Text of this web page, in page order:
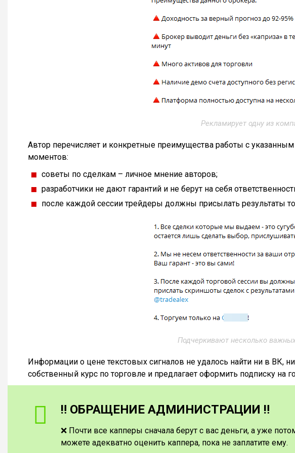
Рекламирует одну из
Автор перечисляет и конкретные преимущества работы с
моментов:
советы по сделкам – личное мнение авторов;
разработчики не дают гарантий и не берут на себя
после каждой сессии трейдеры должны присылать результаты
Подчеркивают несколько
Информации о цене текстовых сигналов не удалось найти ни в ВК,
собственный курс по торговле и предлагает оформить подписку на
‼️ ОБРАЩЕНИЕ АДМИНИСТРАЦИИ ‼️
❌ Почти все капперы сначала берут с вас деньги, а уже
можете адекватно оценить каппера, пока не заплатите ему.